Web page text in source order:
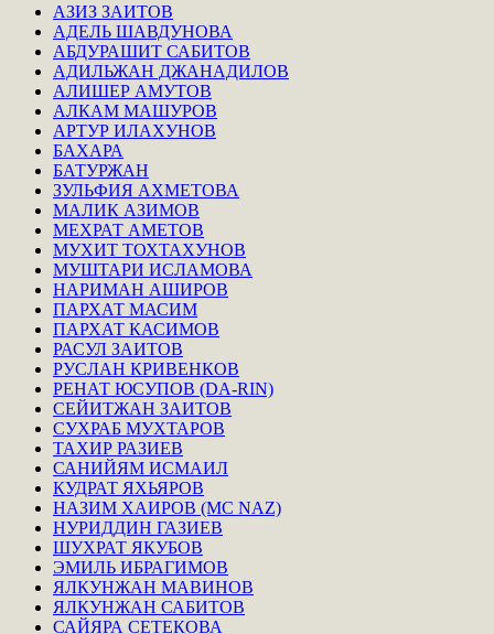
АЗИЗ ЗАИТОВ
АДЕЛЬ ШАВДУНОВА
АБДУРАШИТ САБИТОВ
АДИЛЬЖАН ДЖАНАДИЛОВ
АЛИШЕР АМУТОВ
АЛКАМ МАШУРОВ
АРТУР ИЛАХУНОВ
БАХАРА
БАТУРЖАН
ЗУЛЬФИЯ АХМЕТОВА
МАЛИК АЗИМОВ
МЕХРАТ АМЕТОВ
МУХИТ ТОХТАХУНОВ
МУШТАРИ ИСЛАМОВА
НАРИМАН АШИРОВ
ПАРХАТ МАСИМ
ПАРХАТ КАСИМОВ
РАСУЛ ЗАИТОВ
РУСЛАН КРИВЕНКОВ
РЕНАТ ЮСУПОВ (DA-RIN)
СЕЙИТЖАН ЗАИТОВ
СУХРАБ МУХТАРОВ
ТАХИР РАЗИЕВ
САНИЙЯМ ИСМАИЛ
КУДРАТ ЯХЬЯРОВ
НАЗИМ ХАИРОВ (MC NAZ)
НУРИДДИН ГАЗИЕВ
ШУХРАТ ЯКУБОВ
ЭМИЛЬ ИБРАГИМОВ
ЯЛКУНЖАН МАВИНОВ
ЯЛКУНЖАН САБИТОВ
САЙЯРА СЕТЕКОВА